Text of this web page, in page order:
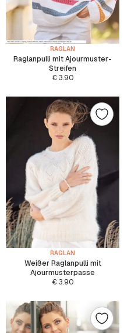
RAGLAN
Raglanpulli mit Ajourmuster-
Streifen
€3.90
RAGLAN
Weißer Raglanpulli mit
Ajourmusterpasse
€3.90